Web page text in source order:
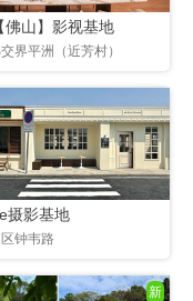
佛山】影视基地
界平洲（近芳村）
摄影基地
钟韦路
新